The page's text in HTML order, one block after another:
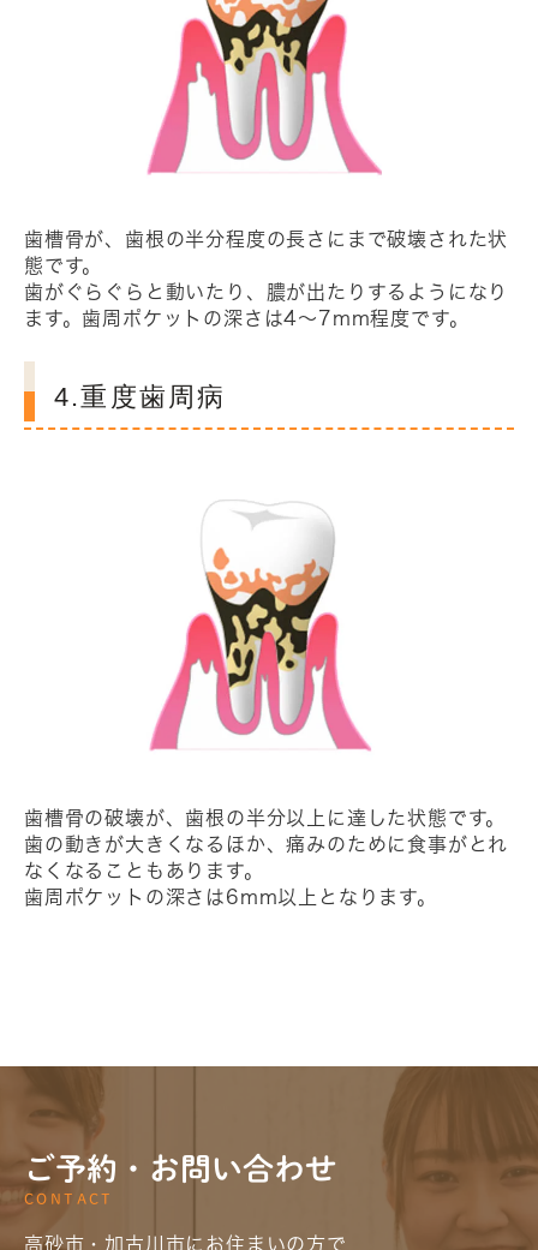
歯槽骨が、歯根の半分程度の長さにまで破壊された状
態です。
歯がぐらぐらと動いたり、膿が出たりするようになり
ます。歯周ポケットの深さは4～7mm程度です。
4.重度歯周病
歯槽骨の破壊が、歯根の半分以上に達した状態です。
歯の動きが大きくなるほか、痛みのために食事がとれ
なくなることもあります。
歯周ポケットの深さは6mm以上となります。
ご予約・お問い合わせ
CONTACT
高砂市・加古川市にお住まいの方で